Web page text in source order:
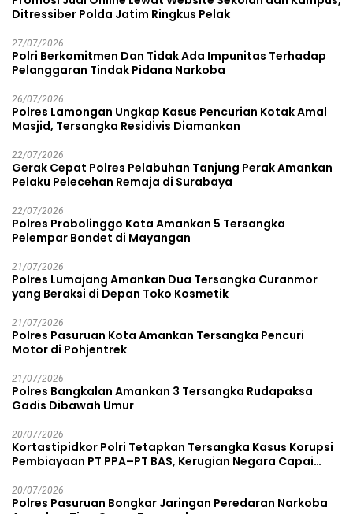
Ditressiber Polda Jatim Ringkus Pelak
27/07/2026
Polri Berkomitmen Dan Tidak Ada Impunitas Terhadap
Pelanggaran Tindak Pidana Narkoba
26/07/2026
Polres Lamongan Ungkap Kasus Pencurian Kotak Amal
Masjid, Tersangka Residivis Diamankan
22/07/2026
Gerak Cepat Polres Pelabuhan Tanjung Perak Amankan
Pelaku Pelecehan Remaja di Surabaya
22/07/2026
Polres Probolinggo Kota Amankan 5 Tersangka
Pelempar Bondet di Mayangan
21/07/2026
Polres Lumajang Amankan Dua Tersangka Curanmor
yang Beraksi di Depan Toko Kosmetik
21/07/2026
Polres Pasuruan Kota Amankan Tersangka Pencuri
Motor di Pohjentrek
21/07/2026
Polres Bangkalan Amankan 3 Tersangka Rudapaksa
Gadis Dibawah Umur
20/07/2026
Kortastipidkor Polri Tetapkan Tersangka Kasus Korupsi
Pembiayaan PT PPA–PT BAS, Kerugian Negara Capai
20/07/2026
Polres Pasuruan Bongkar Jaringan Peredaran Narkoba